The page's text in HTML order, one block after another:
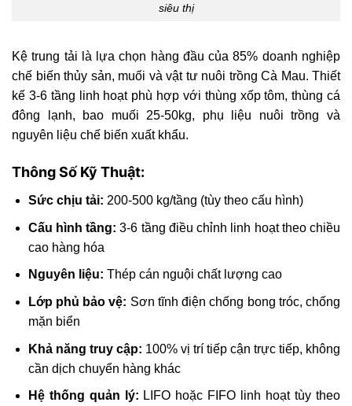
siêu thị
Kệ trung tải là lựa chọn hàng đầu của 85% doanh nghiệp
chế biến thủy sản, muối và vật tư nuôi trồng Cà Mau. Thiết
kế 3-6 tầng linh hoạt phù hợp với thùng xốp tôm, thùng cá
đông lạnh, bao muối 25-50kg, phụ liệu nuôi trồng và
nguyên liệu chế biến xuất khẩu.
Thông Số Kỹ Thuật:
Sức chịu tải: 200-500 kg/tầng (tùy theo cấu hình)
Cấu hình tầng: 3-6 tầng điều chỉnh linh hoạt theo chiều
cao hàng hóa
Nguyên liệu: Thép cán nguội chất lượng cao
Lớp phủ bảo vệ: Sơn tĩnh điện chống bong tróc, chống
mặn biển
Khả năng truy cập: 100% vị trí tiếp cận trực tiếp, không
cần dịch chuyển hàng khác
Hệ thống quản lý: LIFO hoặc FIFO linh hoạt tùy theo